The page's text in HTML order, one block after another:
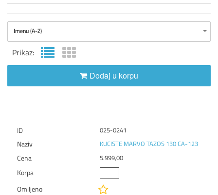
Imenu (A-Z)
Prikaz:
Dodaj u korpu
025-0241
KUCISTE MARVO TAZOS 130 CA-123
5.999,00